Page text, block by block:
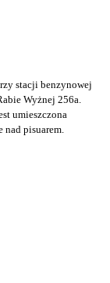
stacji benzynowej
Wyżnej 256a.
umieszczona
nad pisuarem.